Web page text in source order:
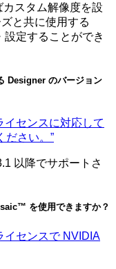
スタム解像度を設
と共に使用する
定することができ
Designer のバージョン
イセンスに対応して
ださい。”
以降でサポートさ
を使用できますか？
イセンスで NVIDIA